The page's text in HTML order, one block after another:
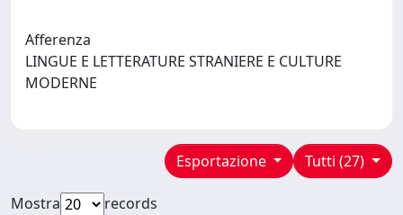
Afferenza
LINGUE E LETTERATURE STRANIERE E CULTURE
MODERNE
Tutti (27)
Esportazione
Mostra
records